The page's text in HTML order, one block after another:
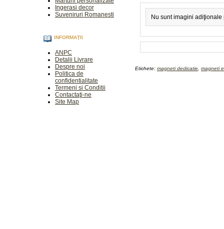
Ingerasi decor
Suveniruri Romanesti
INFORMAŢII
ANPC
Detalii Livrare
Despre noi
Politica de
confidentialitate
Termeni si Conditii
Contactaţi-ne
Site Map
Nu sunt imagini
Etichete: magneti dedicatie magneti